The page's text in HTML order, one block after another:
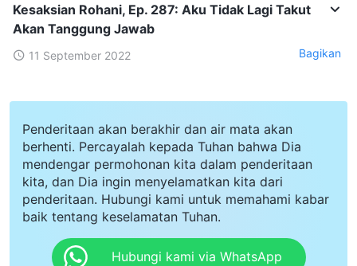
Kesaksian Rohani, Ep. 287: Aku Tidak Lagi Takut
Akan Tanggung Jawab
11 September 2022 Bagikan
Penderitaan akan berakhir dan air mata akan
berhenti. Percayalah kepada Tuhan bahwa Dia
mendengar permohonan kita dalam penderitaan
kita, dan Dia ingin menyelamatkan kita dari
penderitaan. Hubungi kami untuk memahami kabar
baik tentang keselamatan Tuhan.
Hubungi kami via WhatsApp